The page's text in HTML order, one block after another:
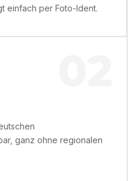
einfach per Foto-Ident.
ganz ohne regionalen